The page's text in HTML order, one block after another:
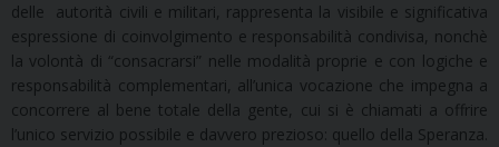
delle autorità civili e militari, rappresenta la visibile e significativa
espressione di coinvolgimento e responsabilità condivisa, nonchè
la volontà di “consacrarsi” nelle modalità proprie e con logiche e
responsabilità complementari, all’unica vocazione che impegna a
concorrere al bene totale della gente, cui si è chiamati a offrire
l’unico servizio possibile e davvero prezioso: quello della Speranza.